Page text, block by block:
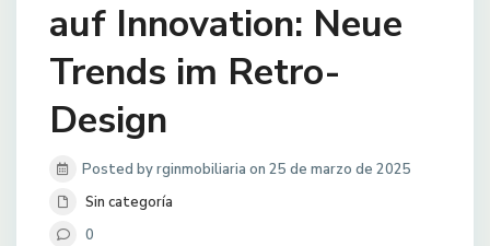
auf Innovation: Neue
Trends im Retro-
Design
Posted by rginmobiliaria on 25 de marzo de 2025
Sin categoría
0